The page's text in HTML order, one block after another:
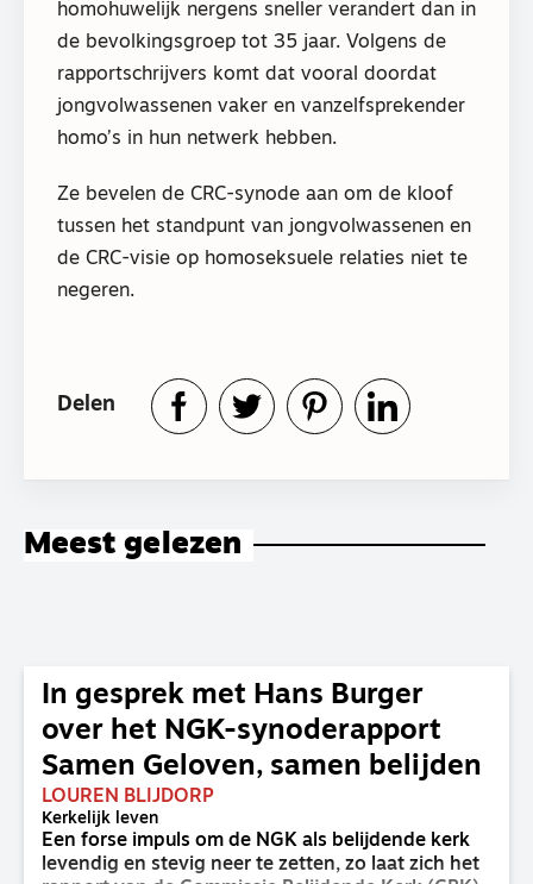
homohuwelijk nergens sneller verandert dan in
de bevolkingsgroep tot 35 jaar. Volgens de
rapportschrijvers komt dat vooral doordat
jongvolwassenen vaker en vanzelfsprekender
homo’s in hun netwerk hebben.
Ze bevelen de CRC-synode aan om de kloof
tussen het standpunt van jongvolwassenen en
de CRC-visie op homoseksuele relaties niet te
negeren.
Delen
Meest gelezen
In gesprek met Hans Burger
over het NGK-synoderapport
Samen Geloven, samen belijden
LOUREN BLIJDORP
Kerkelijk leven
Een forse impuls om de NGK als belijdende kerk
levendig en stevig neer te zetten, zo laat zich het